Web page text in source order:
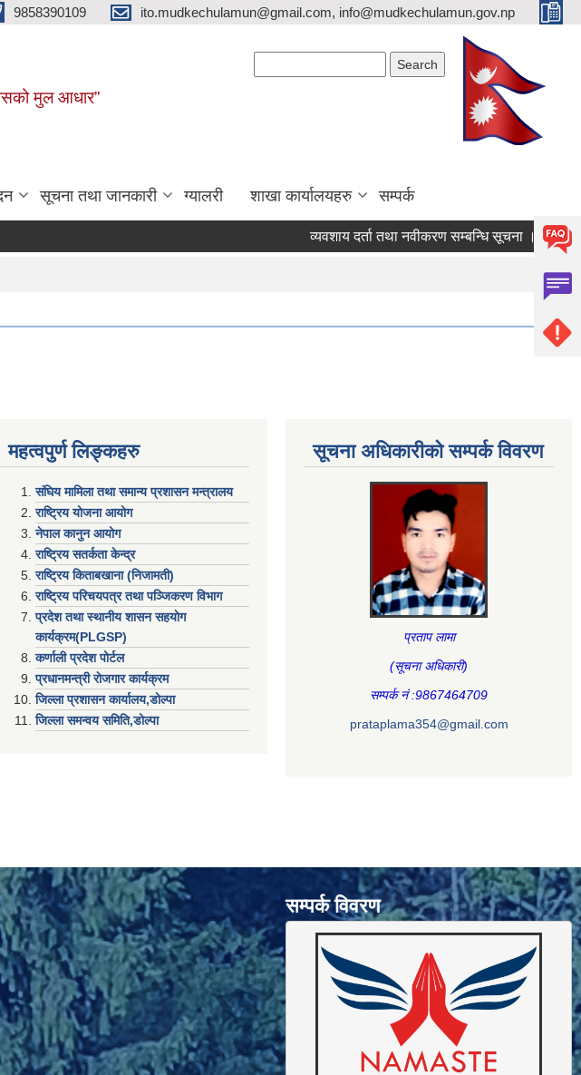
9858390109 ito.mudkechulamun@gmail.com, info@mudkechulamun.gov.np
मुल आधार”
सूचना तथा जानकारी ग्यालरी शाखा कार्यालयहरु सम्पर्क
व्यवशाय दर्ता तथा नवीकरण सम्बन्धि सूचना । सामाजिक सुरक्षा
महत्वपुर्ण लिङ्कहरु
संघिय मामिला तथा समान्य प्रशासन मन्त्रालय
राष्ट्रिय योजना आयोग
नेपाल कानुन आयोग
राष्ट्रिय सतर्कता केन्द्र
राष्ट्रिय किताबखाना (निजामती)
राष्ट्रिय परिचयपत्र तथा पञ्जिकरण विभाग
प्रदेश तथा स्थानीय शासन सहयाेग
कार्यक्रम(PLGSP)
कर्णाली प्रदेश पोर्टल
प्रधानमन्त्री राेजगार कार्यक्रम
जिल्ला प्रशासन कार्यालय,डोल्पा
जिल्ला समन्वय समिति,डोल्प
सूचना अधिकारीकाे सम्पर्क विवरण
प्रताप लामा
(सूचना अधिकारी)
सम्पर्क नं :9867464709
prataplama354@gmail.com
सम्पर्क विवरण